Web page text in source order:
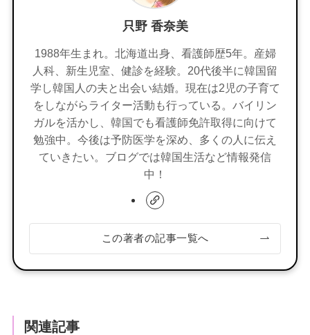
只野 香奈美
1988年生まれ。北海道出身、看護師歴5年。産婦
人科、新生児室、健診を経験。20代後半に韓国留
学し韓国人の夫と出会い結婚。現在は2児の子育て
をしながらライター活動も行っている。バイリン
ガルを活かし、韓国でも看護師免許取得に向けて
勉強中。今後は予防医学を深め、多くの人に伝え
ていきたい。ブログでは韓国生活など情報発信
中！
この著者の記事一覧へ
関連記事